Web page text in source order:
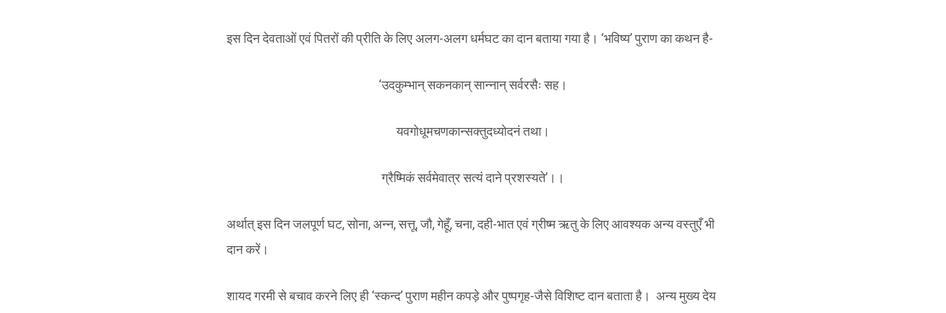
इस दिन देवताओं एवं पितरों की प्रीति के लिए अलग-अलग धर्मघट का दान बताया गया है। ‘भविष्य’ पुराण का कथन है-
‘उदकुम्भान् सकनकान् सान्नान् सर्वरसैः सह।
यवगोधूमचणकान्सक्तुदध्योदनं तथा।
ग्रैष्मिकं सर्वमेवात्र सत्यं दाने प्रशस्यते’।।
अर्थात् इस दिन जलपूर्ण घट, सोना, अन्न, सत्तू, जौ, गेहूँ, चना, दही-भात एवं ग्रीष्म ऋतु के लिए आवश्यक अन्य वस्तुएँ भी
दान करें।
शायद गरमी से बचाव करने लिए ही ‘स्कन्द’ पुराण महीन कपड़े और पुष्पगृह-जैसे विशिष्ट दान बताता है। अन्य मुख्य देय